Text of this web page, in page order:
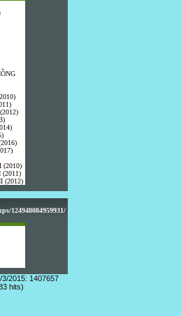
(2010)
(2011)
(2012)
124948084959931/
2015: 1407657
hits)